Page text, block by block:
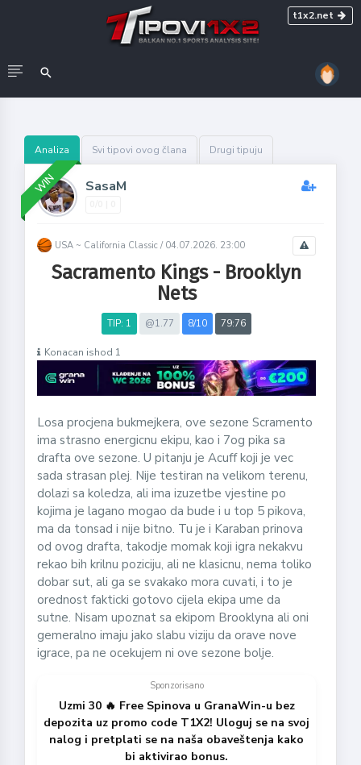
t1x2.net
Analiza Svi tipovi ovog člana Drugi tipuju
WIN SasaM
USA ~ California Classic / 04.07.2026. 23:00
Sacramento Kings - Brooklyn
Nets
TIP: 1 @1.77 8/10 79:76
Konacan ishod 1
Losa procjena bukmejkera, ove sezone Scramento
ima strasno energicnu ekipu, kao i 7og pika sa
drafta ove sezone. U pitanju je Acuff koji je vec
sada strasan plej. Nije testiran na velikom terenu,
dolazi sa koledza, ali ima izuzetbe vjestine po
kojima je lagano mogao da bude i u top 5 pikova,
ma da tonsad i nije bitno. Tu je i Karaban prinova
od ovog drafta, takodje momak koji igra nekakvu
rekao bih krilnu poziciju, ali ne klasicnu, nema toliko
dobar sut, ali ga se svakako mora cuvati, i to je
orednost fakticki gotovo cijela ekipa ume da
sutne. Nisam upoznat sa ekipom Brooklyna ali oni
gemeralno imaju jako slabu viziju da orave nove
igrace, pa ne ocekujem ni ove sezone bolje.
Sponzorisano
Uzmi 30 🔥 Free Spinova u GranaWin-u bez
depozita uz promo code T1X2! Uloguj se na svoj
nalog i pretplati se na naša obaveštenja kako
bi aktivirao bonus.